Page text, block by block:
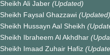
Sheikh Ali Jaber (Updated)
Sheikh Faysal Ghazzawi (Updated)
Sheikh Hussayn Aal Sheikh
Sheikh Ibraheem Al Akhdhar
Sheikh Imaad Zuhair Hafiz